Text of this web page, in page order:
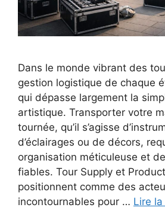
Dans le monde vibrant des
gestion logistique de chaque
qui dépasse largement la
artistique. Transporter votre
tournée, qu’il s’agisse
d’éclairages ou de décors,
organisation méticuleuse et
fiables. Tour Supply et
positionnent comme des
incontournables pour … Lire